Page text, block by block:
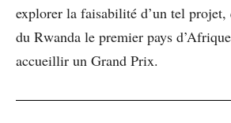
explorer la faisabilité d’un tel
du Rwanda le premier pays
accueillir un Grand Prix.